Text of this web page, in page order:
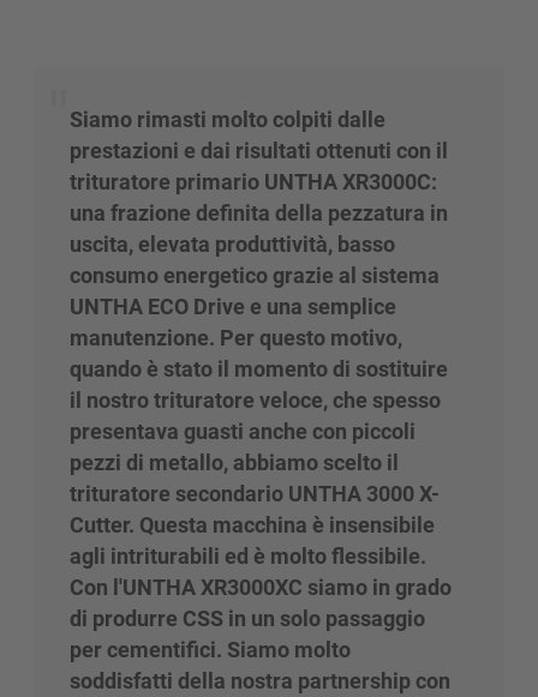
Siamo rimasti molto colpiti dalle
prestazioni e dai risultati ottenuti con il
trituratore primario UNTHA XR3000C:
una frazione definita della pezzatura in
uscita, elevata produttività, basso
consumo energetico grazie al sistema
UNTHA ECO Drive e una semplice
manutenzione. Per questo motivo,
quando è stato il momento di sostituire
il nostro trituratore veloce, che spesso
presentava guasti anche con piccoli
pezzi di metallo, abbiamo scelto il
trituratore secondario UNTHA 3000 X-
Cutter. Questa macchina è insensibile
agli intriturabili ed è molto flessibile.
Con l'UNTHA XR3000XC siamo in grado
di produrre CSS in un solo passaggio
per cementifici. Siamo molto
soddisfatti della nostra partnership con